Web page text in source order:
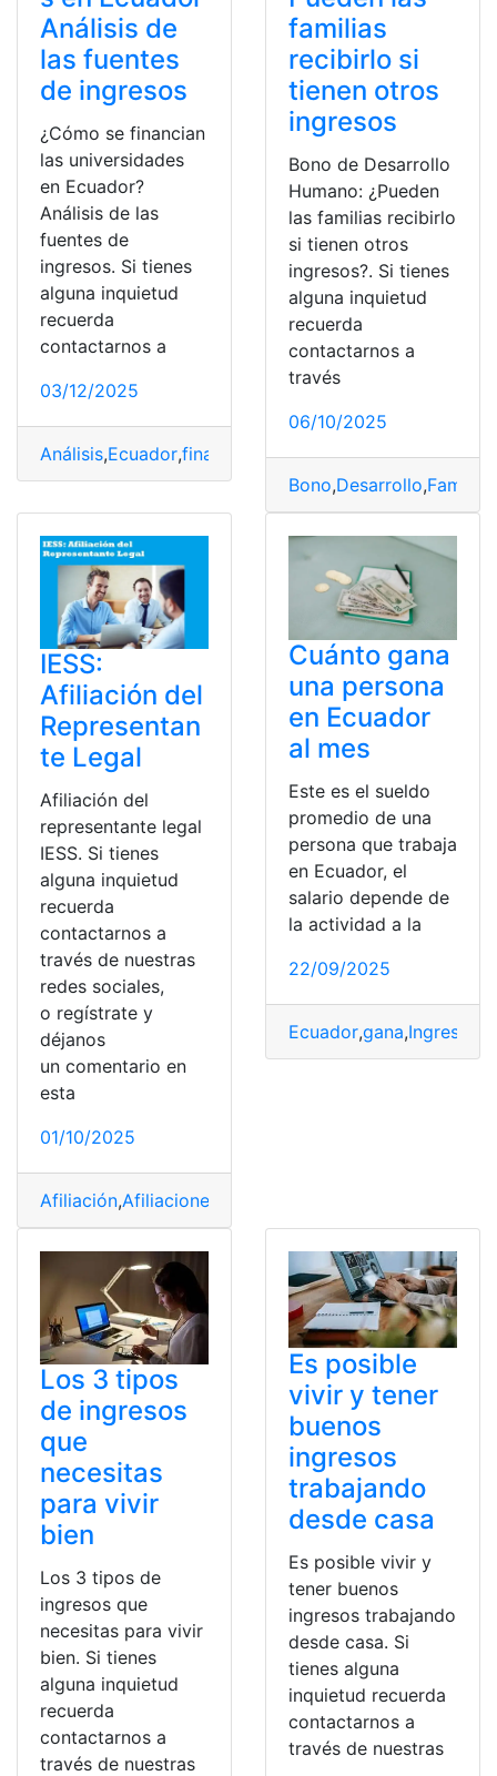
Análisis de
las fuentes
de ingresos
¿Cómo se financian
las universidades
en Ecuador?
Análisis de las
fuentes de
ingresos. Si tienes
alguna inquietud
recuerda
contactarnos a
03/12/2025
Análisis,Ecuador,financian Fuentes,Ingresos,
familias
recibirlo si
tienen otros
ingresos
Bono de Desarrollo
Humano: ¿Pueden
las familias recibirlo
si tienen otros
ingresos?. Si tienes
alguna inquietud
recuerda
contactarnos a
través
06/10/2025
Bono,Desarrollo,Familias
IESS:
Afiliación del
Representan
te Legal
Afiliación del
representante legal
IESS. Si tienes
alguna inquietud
recuerda
contactarnos a
través de nuestras
redes sociales,
o regístrate y
déjanos
un comentario en
esta
01/10/2025
Afiliación,Afiliaciones
Cuánto gana
una persona
en Ecuador
al mes
Este es el sueldo
promedio de una
persona que trabaja
en Ecuador, el
salario depende de
la actividad a la
22/09/2025
Ecuador,gana,Ingresos
Los 3 tipos
de ingresos
que
necesitas
para vivir
bien
Los 3 tipos de
ingresos que
necesitas para vivir
bien. Si tienes
alguna inquietud
recuerda
contactarnos a
través de nuestras
Es posible
vivir y tener
buenos
ingresos
trabajando
desde casa
Es posible vivir y
tener buenos
ingresos trabajando
desde casa. Si
tienes alguna
inquietud recuerda
contactarnos a
través de nuestras